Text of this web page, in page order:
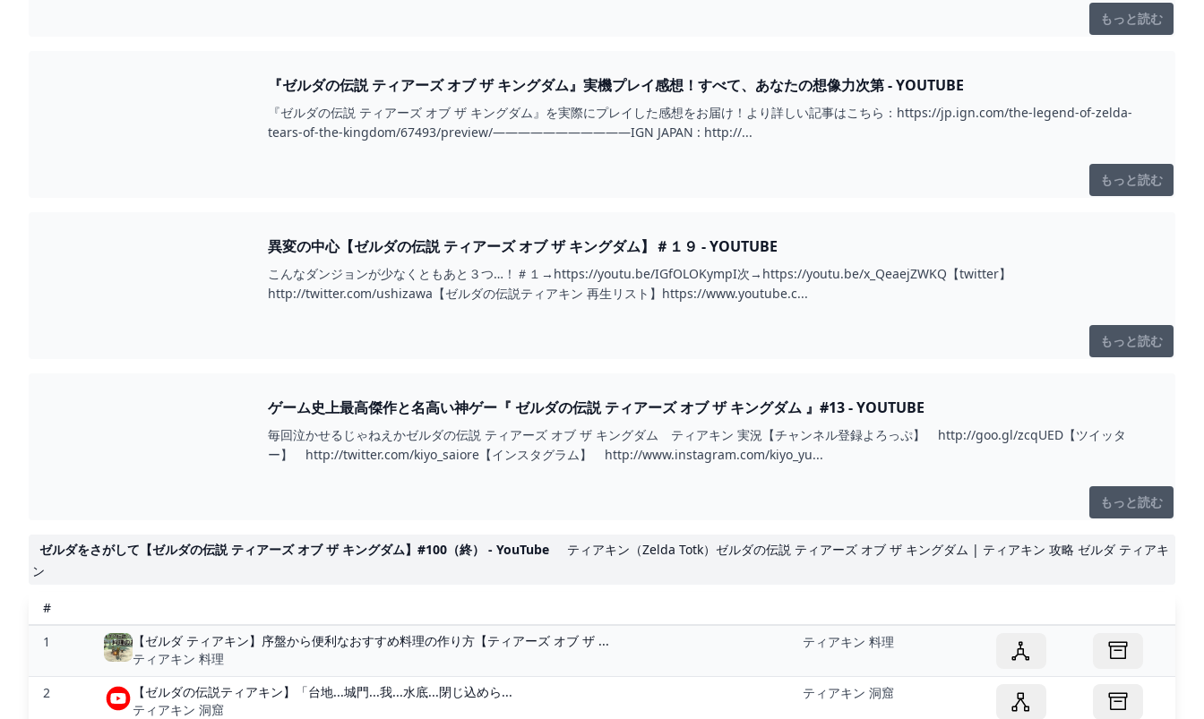
もっと読む
『ゼルダの伝説 ティアーズ オブ ザ キングダム』実機プレイ感想！すべて、あなたの想像力次第 - YOUTUBE
『ゼルダの伝説 ティアーズ オブ ザ キングダム』を実際にプレイした感想をお届け！より詳しい記事はこちら：https://jp.ign.com/the-legend-of-zelda-
tears-of-the-kingdom/67493/preview/―――――――――――IGN JAPAN : http://...
もっと読む
異変の中心【ゼルダの伝説 ティアーズ オブ ザ キングダム】＃１９ - YOUTUBE
こんなダンジョンが少なくともあと３つ…！＃１→https://youtu.be/IGfOLOKympI次→https://youtu.be/x_QeaejZWKQ【twitter】
http://twitter.com/ushizawa【ゼルダの伝説ティアキン 再生リスト】https://www.youtube.c...
もっと読む
ゲーム史上最高傑作と名高い神ゲー『 ゼルダの伝説 ティアーズ オブ ザ キングダム 』#13 - YOUTUBE
毎回泣かせるじゃねえかゼルダの伝説 ティアーズ オブ ザ キングダム ティアキン 実況【チャンネル登録よろっぷ】 http://goo.gl/zcqUED【ツイッタ
ー】 http://twitter.com/kiyo_saiore【インスタグラム】 http://www.instagram.com/kiyo_yu...
もっと読む
ゼルダをさがして【ゼルダの伝説 ティアーズ オブ ザ キングダム】#100（終） - YouTube
ティアキン（Zelda Totk）ゼルダの伝説 ティアーズ オブ ザ キングダム | ティアキン 攻略 ゼルダ ティアキ
ン
#
1
【ゼルダ ティアキン】序盤から便利なおすすめ料理の作り方【ティアーズ オブ ザ ...
ティアキン 料理
ティアキン 料理
2
【ゼルダの伝説ティアキン】「台地...城門...我...水底...閉じ込めら...
ティアキン 洞窟
ティアキン 洞窟